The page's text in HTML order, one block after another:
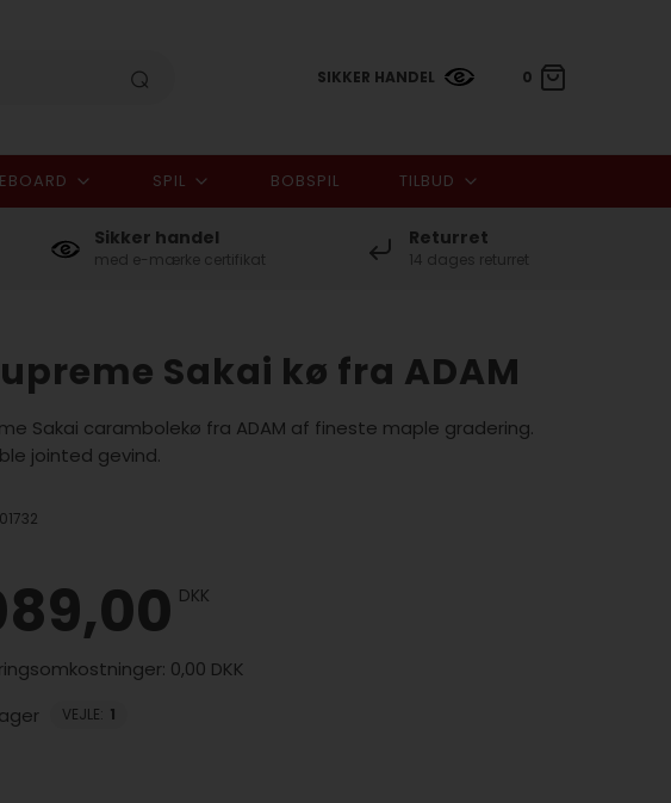
SIKKER HANDEL 0
I alt 0,00 DKK
SPIL BOBSPIL TILBUD
Sikker handel
med e-mærke certifikat
Returret
14 dages returret
Sakai kø fra ADAM
Sakai carambolekø fra ADAM af fineste maple gradering.
jointed gevind.
DKK
0,00 DKK
VEJLE: 1